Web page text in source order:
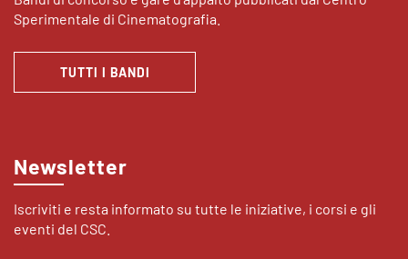
Sperimentale di Cinematografia.
TUTTI I BANDI
Newsletter
Iscriviti e resta informato su tutte le iniziative, i corsi e gli
eventi del CSC.